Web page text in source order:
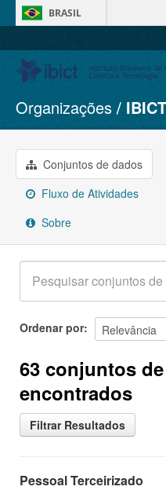
BRASIL
Conjuntos de dados
Organizações
Grupos
Sobre
Organizações IBICT
Conjuntos de dados
Fluxo de Atividades
Sobre
Ordenar por
63 conjuntos
encontrados
Filtrar Resultados
Pessoal Terceirizado